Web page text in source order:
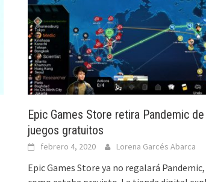
Epic Games Store retira Pandemic
juegos gratuitos
febrero 4, 2020 Lorena Garcés Abarca
Epic Games Store ya no regalará